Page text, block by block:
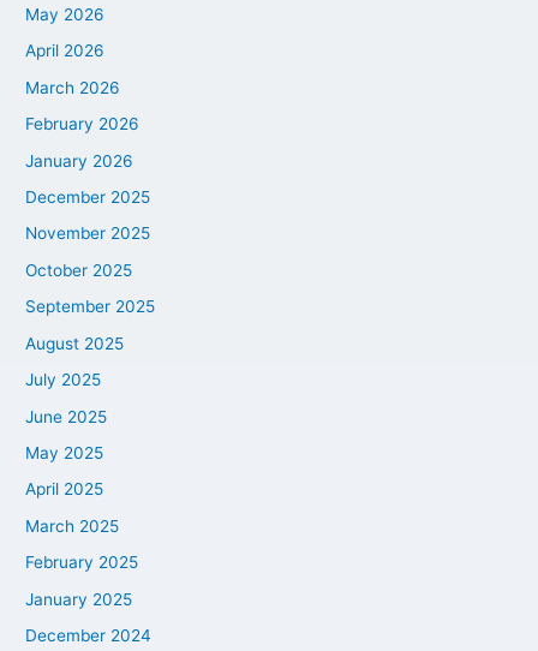
May 2026
April 2026
March 2026
February 2026
January 2026
December 2025
November 2025
October 2025
September 2025
August 2025
July 2025
June 2025
May 2025
April 2025
March 2025
February 2025
January 2025
December 2024